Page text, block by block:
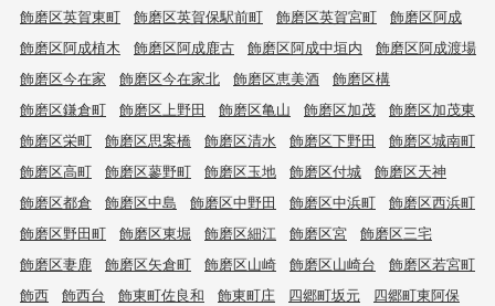
飾磨区英賀東町 飾磨区英賀保駅前町 飾磨区英賀宮町
飾磨区阿成
飾磨区阿成植木
飾磨区阿成鹿古 飾磨区阿成中垣内
飾磨区阿成渡場
飾磨区今在家
飾磨区今在家北 飾磨区恵美酒
飾磨区構
飾磨区鎌倉町
飾磨区上野田 飾磨区亀山 飾磨区加茂
飾磨区加茂東
飾磨区栄町
飾磨区思案橋 飾磨区清水 飾磨区下野田
飾磨区城南町
飾磨区高町
飾磨区蓼野町 飾磨区玉地 飾磨区付城
飾磨区天神
飾磨区都倉
飾磨区中島 飾磨区中野田 飾磨区中浜町
飾磨区西浜町
飾磨区野田町
飾磨区東堀 飾磨区細江 飾磨区宮
飾磨区三宅
飾磨区妻鹿
飾磨区矢倉町 飾磨区山崎 飾磨区山崎台
飾磨区若宮町
飾西
飾西台 飾東町佐良和 飾東町庄 四郷町坂元
四郷町東阿保